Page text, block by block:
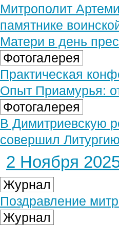
Митрополит
памятнике
Матери в день
Фотогалерея
Практическая
Опыт Приамурья:
Фотогалерея
В Димитриевскую
совершил
2 Ноября
Журнал
Поздравление
Журнал